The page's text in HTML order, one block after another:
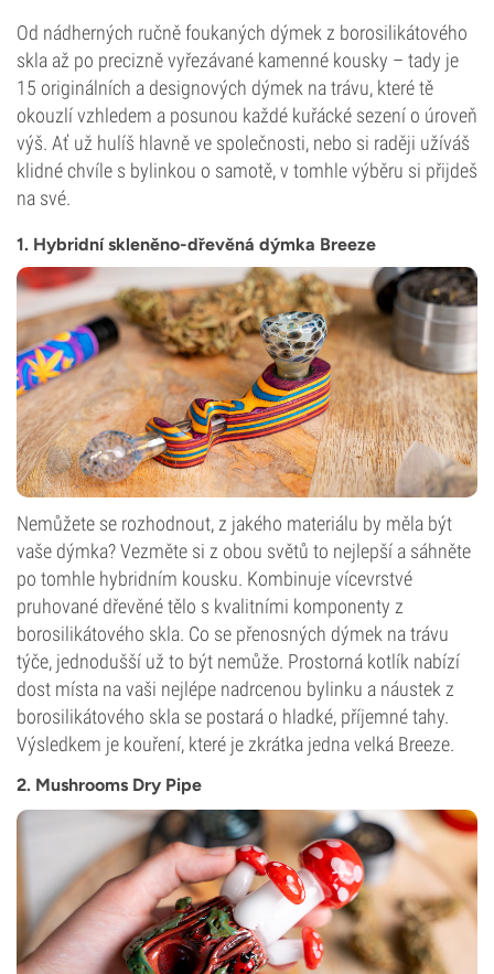
Od nádherných ručně foukaných dýmek z borosilikátového
skla až po precizně vyřezávané kamenné kousky – tady je
15 originálních a designových dýmek na trávu, které tě
okouzlí vzhledem a posunou každé kuřácké sezení o úroveň
výš. Ať už hulíš hlavně ve společnosti, nebo si raději užíváš
klidné chvíle s bylinkou o samotě, v tomhle výběru si přijdeš
na své.
1. Hybridní skleněno-dřevěná dýmka Breeze
Nemůžete se rozhodnout, z jakého materiálu by měla být
vaše dýmka? Vezměte si z obou světů to nejlepší a sáhněte
po tomhle hybridním kousku. Kombinuje vícevrstvé
pruhované dřevěné tělo s kvalitními komponenty z
borosilikátového skla. Co se přenosných dýmek na trávu
týče, jednodušší už to být nemůže. Prostorná kotlík nabízí
dost místa na vaši nejlépe nadrcenou bylinku a náustek z
borosilikátového skla se postará o hladké, příjemné tahy.
Výsledkem je kouření, které je zkrátka jedna velká Breeze.
2. Mushrooms Dry Pipe